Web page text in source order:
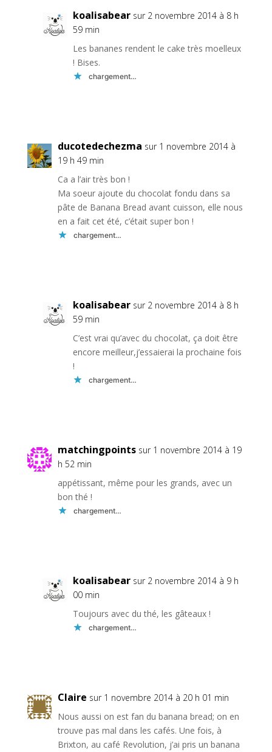
koalisabear sur 2 novembre 2014 à 8 h
59 min
Les bananes rendent le cake très moelleux
! Bises.
chargement…
ducotedechezma sur 1 novembre 2014 à
19 h 49 min
Ca a l’air très bon !
Ma soeur ajoute du chocolat fondu dans sa
pâte de Banana Bread avant cuisson, elle nous
en a fait cet été, c’était super bon !
chargement…
koalisabear sur 2 novembre 2014 à 8 h
59 min
C’est vrai qu’avec du chocolat, ça doit être
encore meilleur,j’essaierai la prochaine fois
!
chargement…
matchingpoints sur 1 novembre 2014 à 19
h 52 min
appétissant, même pour les grands, avec un
bon thé !
chargement…
koalisabear sur 2 novembre 2014 à 9 h
00 min
Toujours avec du thé, les gâteaux !
chargement…
Claire sur 1 novembre 2014 à 20 h 01 min
Nous aussi on est fan du banana bread; on en
trouve pas mal dans les cafés. Une fois, à
Brixton, au café Revolution, j’ai pris un banana